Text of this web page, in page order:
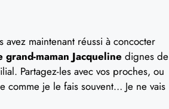
avez maintenant réussi à concocter
grand-maman Jacqueline dignes de
Partagez-les avec vos proches, ou
comme je le fais souvent… Je ne vais